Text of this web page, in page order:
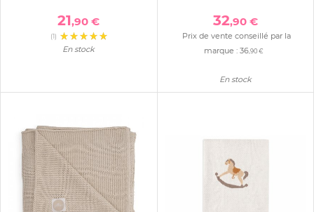
21,90 €
(1)
En stock
32,90 €
Prix de vente conseillé par la
marque :36,90 €
En stock